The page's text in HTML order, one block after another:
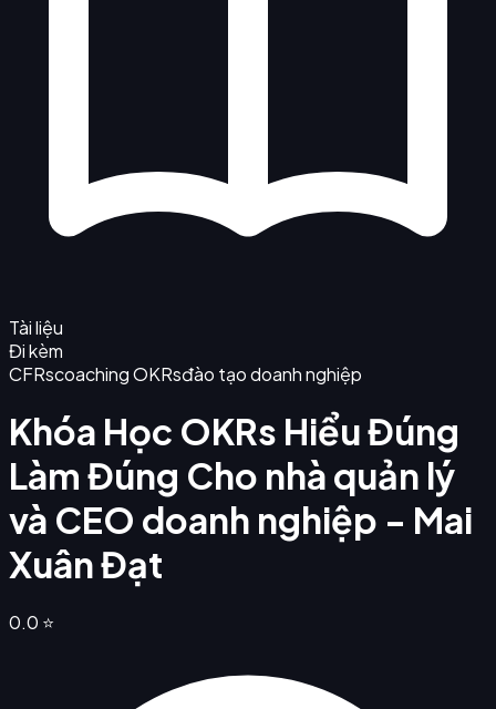
Tài liệu
Đi kèm
CFRscoaching OKRsđào tạo doanh nghiệp
Khóa Học OKRs Hiểu Đúng
Làm Đúng Cho nhà quản lý
và CEO doanh nghiệp - Mai
Xuân Đạt
0.0 ⭐